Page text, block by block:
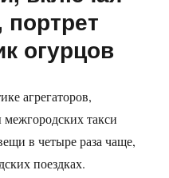
огурцов
агрегаторов,
такси
в четыре раза чаще,
поездках.